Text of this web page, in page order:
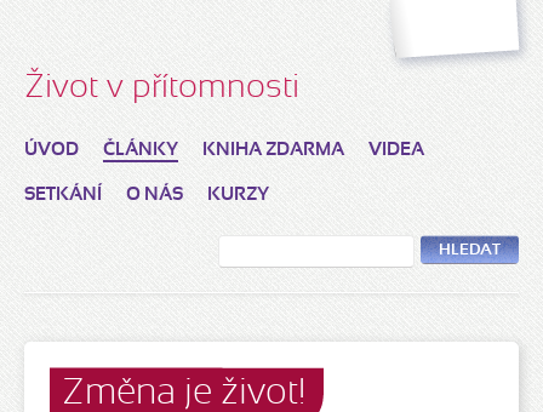
Život v přítomnosti
ÚVOD ČLÁNKY KNIHA ZDARMA VIDEA
SETKÁNÍ O NÁS KURZY
HLEDAT
Změna je život!